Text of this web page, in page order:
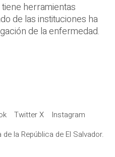
herramientas
de las instituciones ha
de la enfermedad.
Twitter X
Instagram
la República de El Salvador.